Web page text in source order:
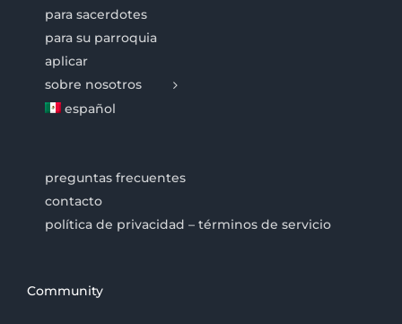
para sacerdotes
para su parroquia
aplicar
sobre nosotros
español
preguntas frecuentes
contacto
política de privacidad – términos de servicio
Community